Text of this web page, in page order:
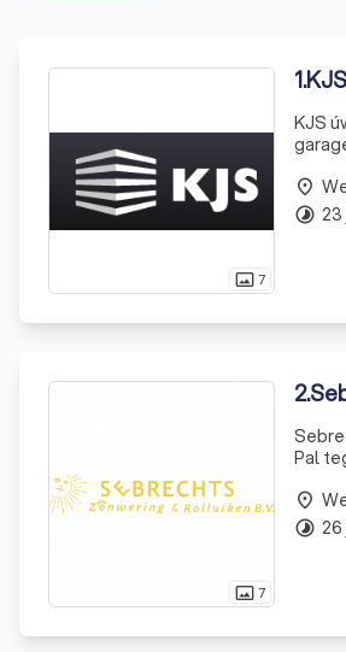
photo_size_select_actual7
1.
KJS
place
timelapse 23
photo_size_select_actual7
2.
Pal
place
timelapse 26